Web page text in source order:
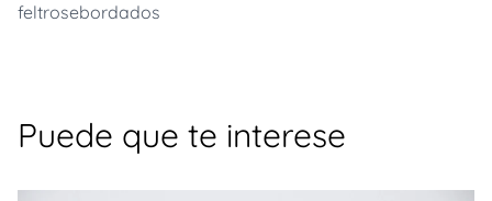
feltrosebordados
Puede que te interese